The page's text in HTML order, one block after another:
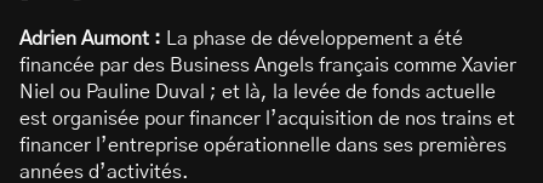
Adrien Aumont : La phase de développement a été
financée par des Business Angels français comme Xavier
Niel ou Pauline Duval ; et là, la levée de fonds actuelle
est organisée pour financer l’acquisition de nos trains et
financer l’entreprise opérationnelle dans ses premières
années d’activités.